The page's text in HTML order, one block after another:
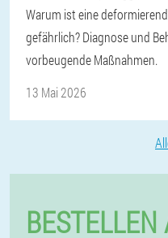
Warum ist eine
gefährlich? Diagnose und
vorbeugende Maßnahmen.
13 Mai 2026
BESTELLEN